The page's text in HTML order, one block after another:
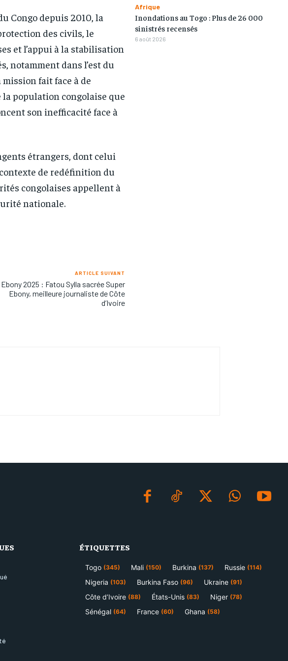
Congo depuis 2010, la
des civils, le
et l’appui à la stabilisation
notamment dans l’est du
fait face à de
population congolaise que
son inefficacité face à
étrangers, dont celui
de redéfinition du
congolaises appellent à
nationale.
ARTICLE SUIVANT
Ebony 2025 : Fatou Sylla sacrée Super
Ebony, meilleure journaliste de Côte
d’Ivoire
Afrique
Inondations au Togo : Plus de 26 000
sinistrés recensés
6 août 2026
ÉTIQUETTES
Togo (345) Mali (150) Burkina (137) Russie (114)
Nigeria (103) Burkina Faso (96) Ukraine (91)
Côte d’Ivoire (88) États-Unis (83) Niger (78)
Sénégal (64) France (60) Ghana (58)